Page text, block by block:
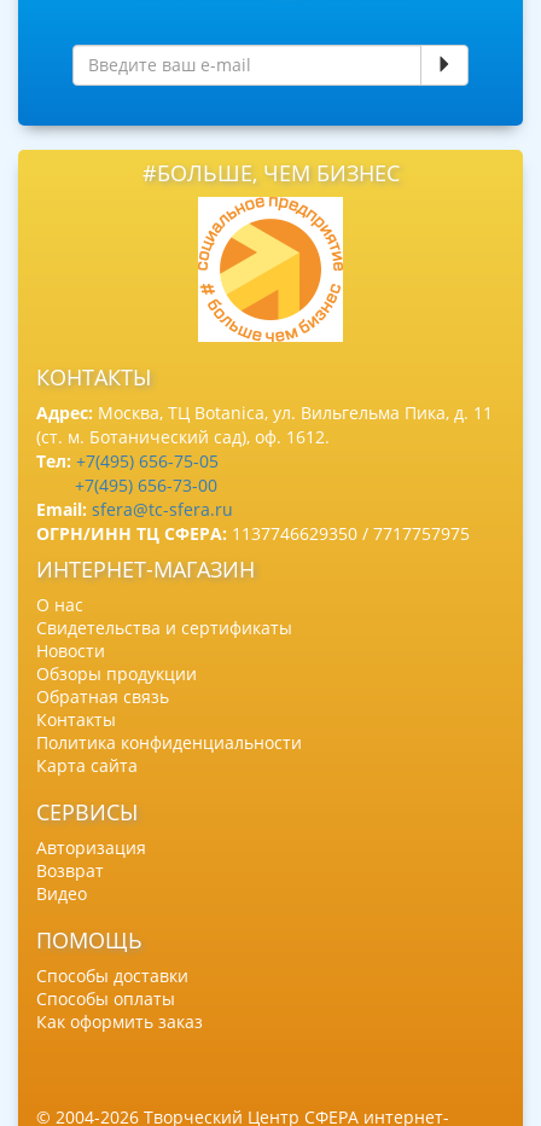
#БОЛЬШЕ, ЧЕМ БИЗНЕС
КОНТАКТЫ
Адрес: Москва, ТЦ Botanica, ул. Вильгельма Пика, д. 11
(ст. м. Ботанический сад), оф. 1612.
Тел: +7(495) 656-75-05
+7(495) 656-73-00
Email: sfera@tc-sfera.ru
ОГРН/ИНН ТЦ СФЕРА: 1137746629350 / 7717757975
ИНТЕРНЕТ-МАГАЗИН
О нас
Свидетельства и сертификаты
Новости
Обзоры продукции
Обратная связь
Контакты
Политика конфиденциальности
Карта сайта
СЕРВИСЫ
Авторизация
Возврат
Видео
ПОМОЩЬ
Способы доставки
Способы оплаты
Как оформить заказ
© 2004-2026 Творческий Центр СФЕРА интернет-